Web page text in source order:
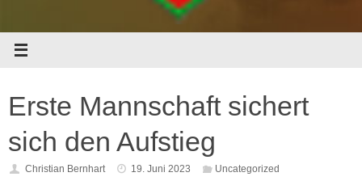
Erste Mannschaft sichert
sich den Aufstieg
Christian Bernhart 19. Juni 2023 Uncategorized